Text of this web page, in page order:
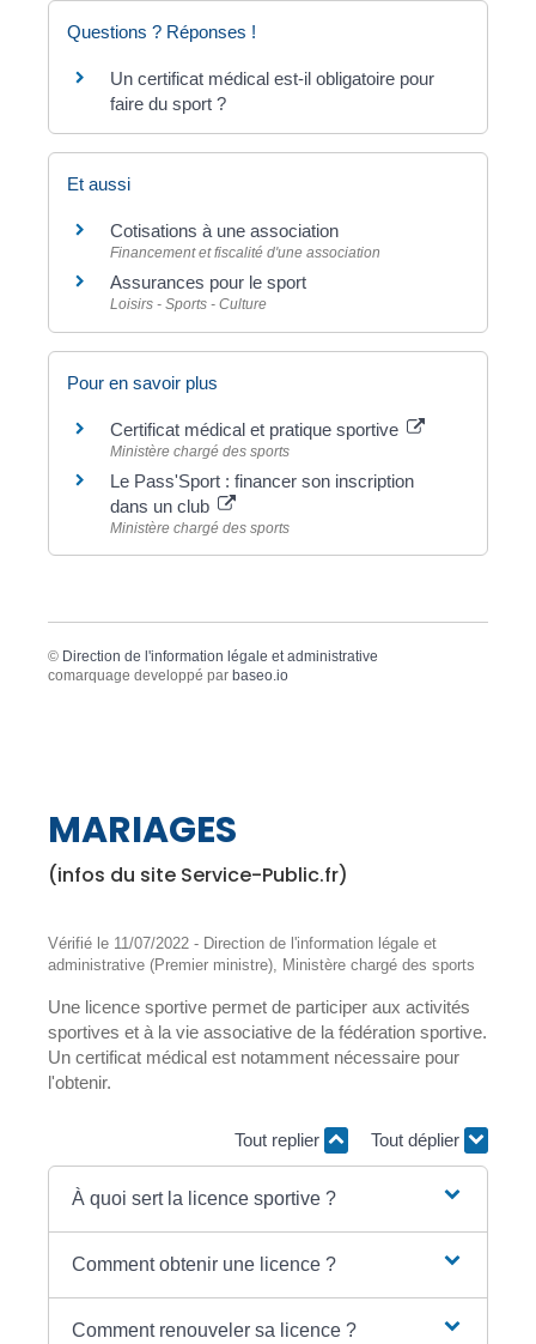
Questions ? Réponses !
Un certificat médical est-il obligatoire pour
faire du sport ?
Et aussi
Cotisations à une association
Financement et fiscalité d'une association
Assurances pour le sport
Loisirs - Sports - Culture
Pour en savoir plus
Certificat médical et pratique sportive
Ministère chargé des sports
Le Pass'Sport : financer son inscription
dans un club
Ministère chargé des sports
© Direction de l'information légale et administrative
comarquage developpé par baseo.io
MARIAGES
(infos du site Service-Public.fr)
Vérifié le 11/07/2022 - Direction de l'information légale et
administrative (Premier ministre), Ministère chargé des sports
Une licence sportive permet de participer aux activités
sportives et à la vie associative de la fédération sportive.
Un certificat médical est notamment nécessaire pour
l'obtenir.
Tout replier Tout déplier
À quoi sert la licence sportive ?
Comment obtenir une licence ?
Comment renouveler sa licence ?